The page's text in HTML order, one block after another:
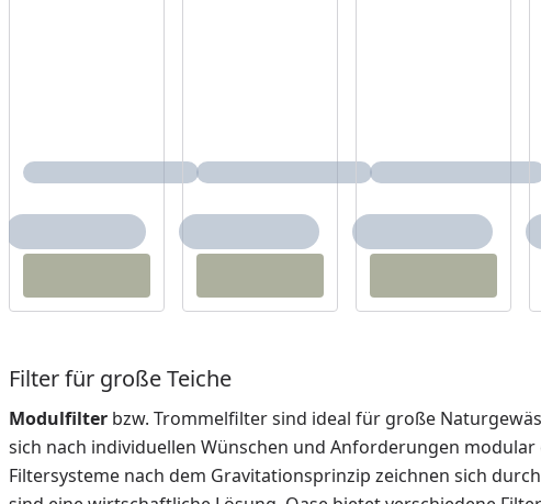
Filter für große Teiche
Modulfilter bzw. Trommelfilter sind ideal für große
sich nach individuellen Wünschen und Anforderungen
Filtersysteme nach dem Gravitationsprinzip zeichnen sich